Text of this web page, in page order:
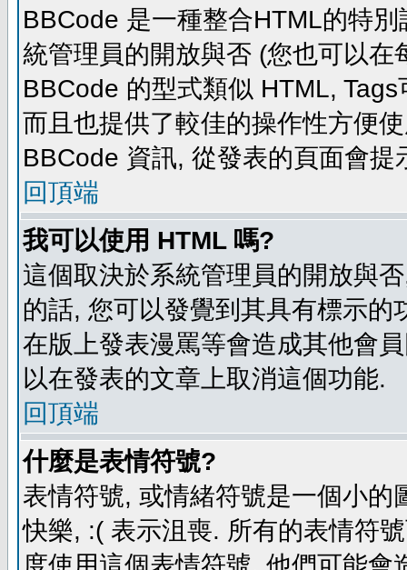
BBCode 是一種整合HTML的特
統管理員的開放與否 (您也可以
BBCode 的型式類似 HTML,
而且也提供了較佳的操作性方便
BBCode 資訊, 從發表的頁面會提
回頂端
我可以使用 HTML 嗎?
這個取決於系統管理員的開放與
的話, 您可以發覺到其具有標示
在版上發表漫罵等會造成其他會
以在發表的文章上取消這個功能.
回頂端
什麼是表情符號?
表情符號, 或情緒符號是一個小
快樂, :( 表示沮喪. 所有的表情符